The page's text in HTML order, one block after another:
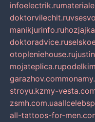
infoelectrik.ru
doktorvilechit.ru
manikjurinfo.ru
doktoradvice.ru
otopleniehouse.ru
mojateplica.ru
garazhov.com
stroyu.kzmy-
zsmh.com.ua
all-tattoos-for-